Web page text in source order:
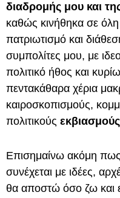
διαδρομής μου και
καθώς κινήθηκα σε
πατριωτισμό και
συμπολίτες μου, με
πολιτικό ήθος και
πεντακάθαρα χέρια
καιροσκοπισμούς,
πολιτικούς εκβιασμούς
Επισημαίνω ακόμη
συνέχεται με ιδέες,
θα αποστώ όσο ζω και